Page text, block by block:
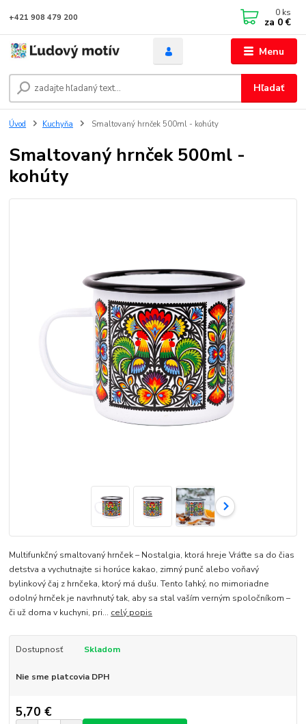
Menu
Hľadať
+421 908 479 200 0 ks
za 0 €
Úvod Kuchyňa Smaltovaný hrnček 500ml - kohúty
Smaltovaný hrnček 500ml -
kohúty
Multifunkčný smaltovaný hrnček – Nostalgia, ktorá hreje Vráťte sa do čias
detstva a vychutnajte si horúce kakao, zimný punč alebo voňavý
bylinkový čaj z hrnčeka, ktorý má dušu. Tento ľahký, no mimoriadne
odolný hrnček je navrhnutý tak, aby sa stal vaším verným spoločníkom –
či už doma v kuchyni, pri... celý popis
Dostupnosť Skladom
Nie sme platcovia DPH
5,70 €